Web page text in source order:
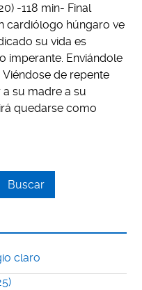
-118 min- Final
cardiólogo húngaro ve
su vida es
imperante. Enviándole
de repente
su madre a su
quedarse como
claro